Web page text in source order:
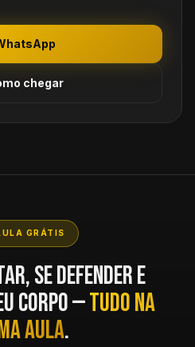
chegar
GRÁTIS
se defender e
corpo —tudo na
aula.